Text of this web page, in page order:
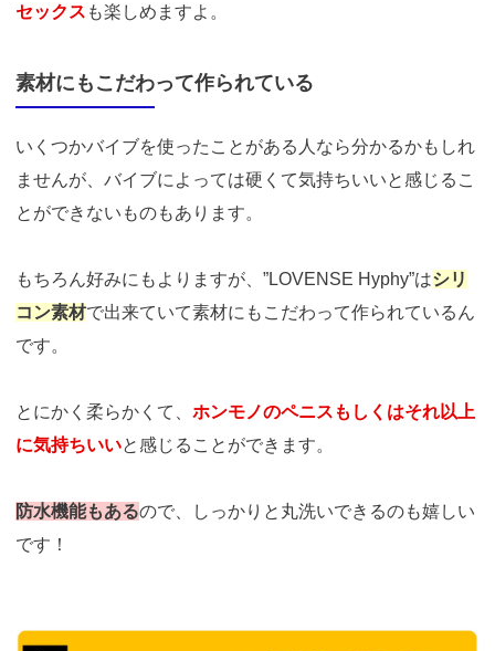
セックス も楽しめますよ。
素材にもこだわって作られている
いくつかバイブを使ったことがある人なら分かるかもしれ
ませんが、バイブによっては硬くて気持ちいいと感じるこ
とができないものもあります。
もちろん好みにもよりますが、”LOVENSE Hyphy”はシリ
コン素材で出来ていて素材にもこだわって作られているん
です。
とにかく柔らかくて、 ホンモノのペニスもしくはそれ以上
に気持ちいいと感じることができます。
防水機能もあるので、しっかりと丸洗いできるのも嬉しい
です！
https://t.afi-